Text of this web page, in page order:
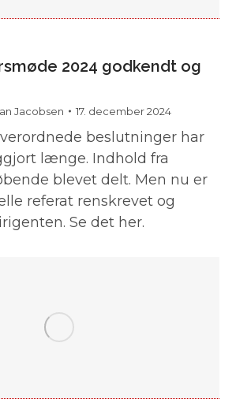
2024 godkendt og
Jacobsen 17. december 2024
beslutninger har
længe. Indhold fra
blevet delt. Men nu er
referat renskrevet og
Se det her.